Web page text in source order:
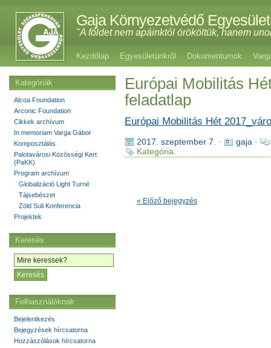
Gaja Környezetvédő Egyesület
"A földet nem apáinktól örököltük, hanem
Kezdőlap Egyesületünkről Dokumentumok
Európai Mobilitás
feladatlap
Európai Mobilitás Hét
2017. szeptember 7. · gaja ·
Kategória:
« Előző bejegyzés
Kategóriák
Alcoa Foundation
Arconic Foundation
Cikkek archívum
In memoriam Varga Gábor
Komposztálás
Palotavárosi Közösségi Kert
(PaKK)
Program archívum
Globalizáció Light Turné
Tájsebészet
Zöld Suli Konferencia
Projektek
Keresés
Felhasználóknak
Bejelentkezés
Bejegyzések hírcsatorna
Hozzászólások hírcsatorna